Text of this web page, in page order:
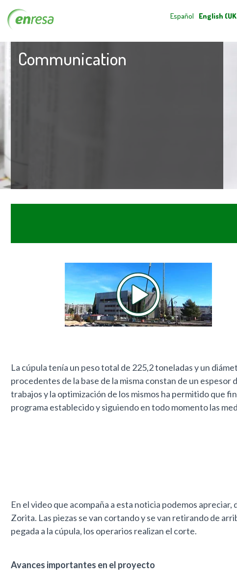
Español English
Communication
La cúpula tenía un peso total de 225,2 toneladas y un
procedentes de la base de la misma constan de un
trabajos y la optimización de los mismos ha permitido que
programa establecido y siguiendo en todo momento las
En el video que acompaña a esta noticia podemos
Zorita. Las piezas se van cortando y se van retirando de
pegada a la cúpula, los operarios realizan el corte.
Avances importantes en el proyecto